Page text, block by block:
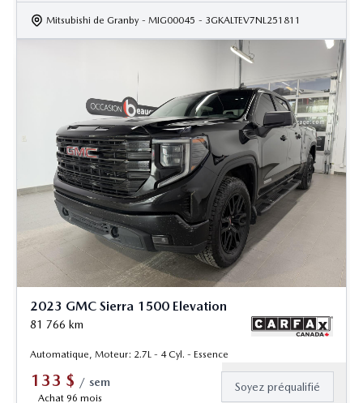
Mitsubishi de Granby - MIG00045 - 3GKALTEV7NL251811
2023 GMC Sierra 1500 Elevation
81 766 km
Automatique, Moteur: 2.7L - 4 Cyl. - Essence
133 $ / sem
Achat 96 mois
Soyez préqualifié